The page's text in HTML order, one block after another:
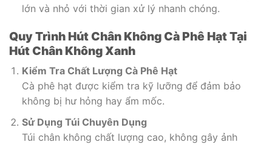
lớn và nhỏ với thời gian xử lý nhanh chóng.
Quy Trình Hút Chân Không Cà Phê Hạt Tại
Hút Chân Không Xanh
Kiểm Tra Chất Lượng Cà Phê Hạt
Cà phê hạt được kiểm tra kỹ lưỡng để đảm bảo
không bị hư hỏng hay ẩm mốc.
Sử Dụng Túi Chuyên Dụng
Túi chân không chất lượng cao, không gây ảnh